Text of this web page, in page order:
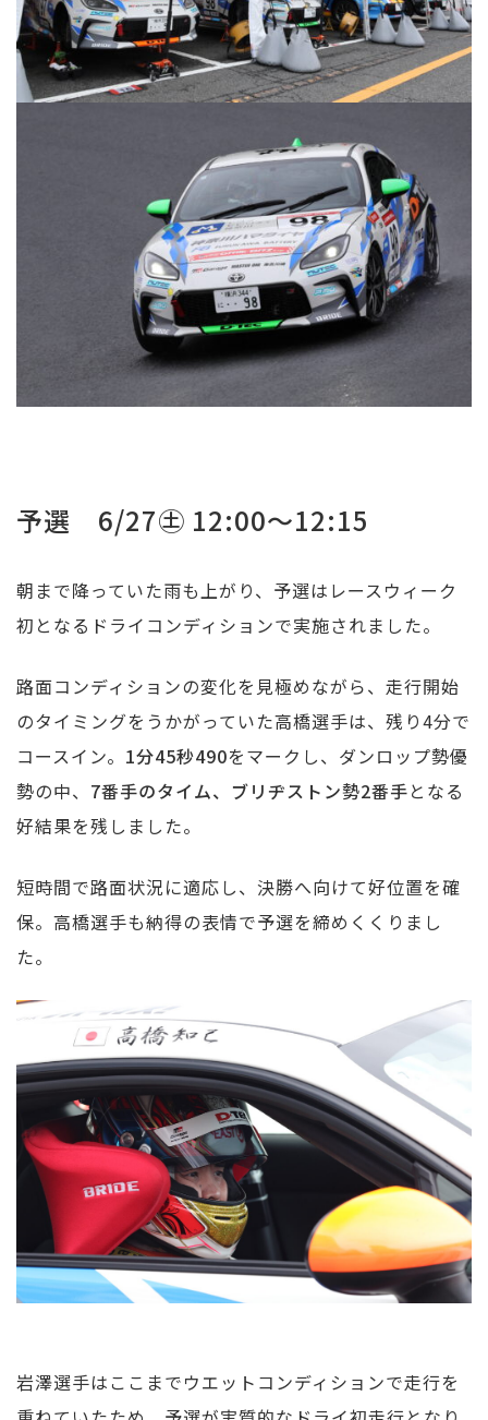
予選 6/27㊏ 12:00～12:15
朝まで降っていた雨も上がり、予選はレースウィーク
初となるドライコンディションで実施されました。
路面コンディションの変化を見極めながら、走行開始
のタイミングをうかがっていた高橋選手は、残り4分で
コースイン。 1分45秒490をマークし、ダンロップ勢優
勢の中、 7番手のタイム、ブリヂストン勢2番手となる
好結果を残しました。
短時間で路面状況に適応し、決勝へ向けて好位置を確
保。高橋選手も納得の表情で予選を締めくくりまし
た。
岩澤選手はここまでウエットコンディションで走行を